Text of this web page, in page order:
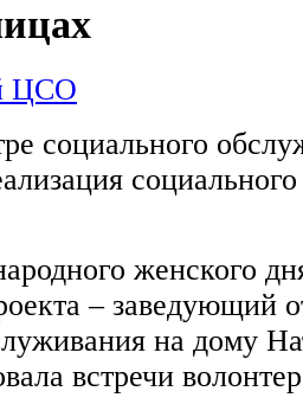
ЦСО
социального
женского
– заведующий
на дому
встречи